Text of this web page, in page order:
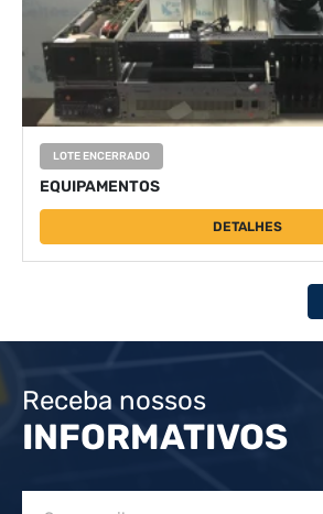
LOTE ENCERRADO
EQUIPAMENTOS
DETALHES
Receba nossos
INFORMATIVOS